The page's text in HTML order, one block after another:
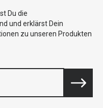
Du die
und erklärst Dein
zu unseren Produkten